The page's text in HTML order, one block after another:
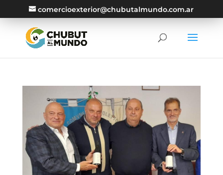
comercioexterior@chubutalmundo.com.ar